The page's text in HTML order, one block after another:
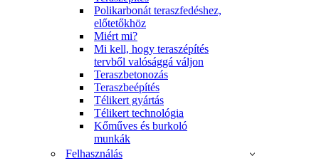
Polikarbonát teraszfedéshez,
előtetőkhöz
Miért mi?
Mi kell, hogy teraszépítés
tervből valósággá váljon
Teraszbetonozás
Teraszbeépítés
Télikert gyártás
Télikert technológia
Kőműves és burkoló
munkák
Felhasználás